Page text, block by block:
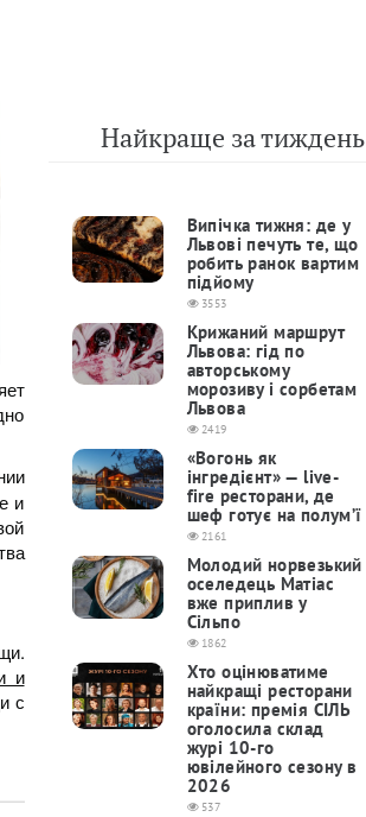
и
и
с
Найкраще за тиждень
Випічка тижня: де у
Львові печуть те, що
робить ранок вартим
підйому
3553
Крижаний маршрут
Львова: гід по
авторському
морозиву і сорбетам
Львова
2419
«Вогонь як
інгредієнт» — live-
fire ресторани, де
шеф готує на полум’ї
2161
Молодий норвезький
оселедець Матіас
вже приплив у
Сільпо
1862
Хто оцінюватиме
найкращі ресторани
країни: премія СІЛЬ
оголосила склад
журі 10-го
ювілейного сезону в
2026
537